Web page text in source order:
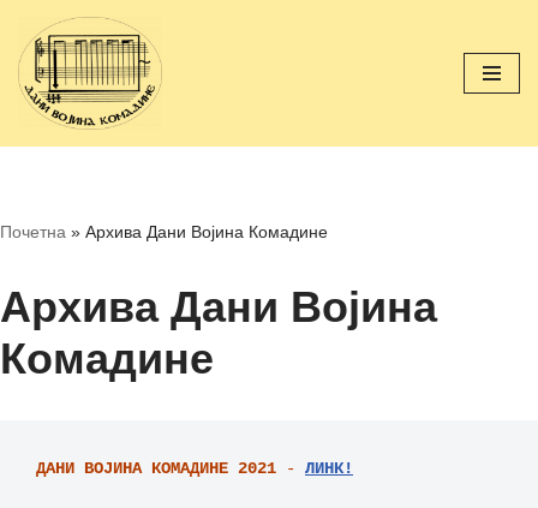
Скочи
на
садржај
Почетна » Архива Дани Војина Комадине
Архива Дани Војина
Комадине
ДАНИ ВОЈИНА КОМАДИНЕ 2021 - ЛИНК!